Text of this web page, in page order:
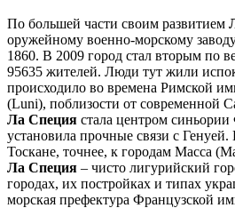
По большей части своим развитием
оружейному военно-морскому
1860. В 2009 город стал вторым по
95635 жителей. Люди тут жили
происходило во времена Римской
(Luni), поблизости от современной
Ла Специя стала центром
установила прочные связи с Генуей.
Тоскане, точнее, к городам Масса
Ла Специя – чисто лигурийский
городах, их постройках и типах
морская префектура Французской